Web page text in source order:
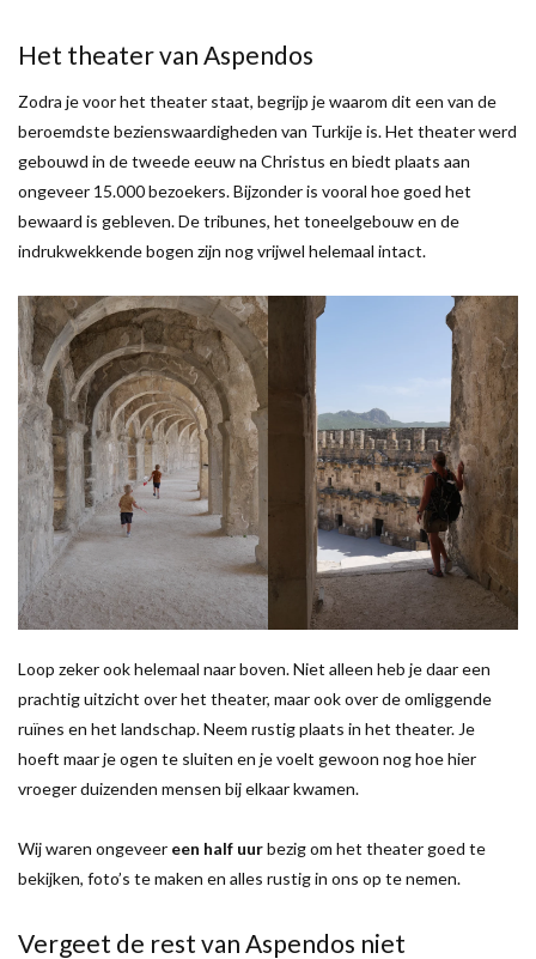
Het theater van Aspendos
Zodra je voor het theater staat, begrijp je waarom dit een van de
beroemdste bezienswaardigheden van Turkije is. Het theater werd
gebouwd in de tweede eeuw na Christus en biedt plaats aan
ongeveer 15.000 bezoekers. Bijzonder is vooral hoe goed het
bewaard is gebleven. De tribunes, het toneelgebouw en de
indrukwekkende bogen zijn nog vrijwel helemaal intact.
Loop zeker ook helemaal naar boven. Niet alleen heb je daar een
prachtig uitzicht over het theater, maar ook over de omliggende
ruïnes en het landschap. Neem rustig plaats in het theater. Je
hoeft maar je ogen te sluiten en je voelt gewoon nog hoe hier
vroeger duizenden mensen bij elkaar kwamen.
Wij waren ongeveer een half uurbezig om het theater goed te
bekijken, foto’s te maken en alles rustig in ons op te nemen.
Vergeet de rest van Aspendos niet